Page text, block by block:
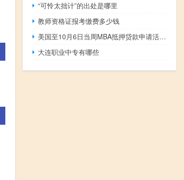
“可怜太拙计”的出处是哪里
教师资格证报考缴费多少钱
美国至10月6日当周MBA抵押贷款申请活动指数 179.3前值178.2
大连职业中专有哪些